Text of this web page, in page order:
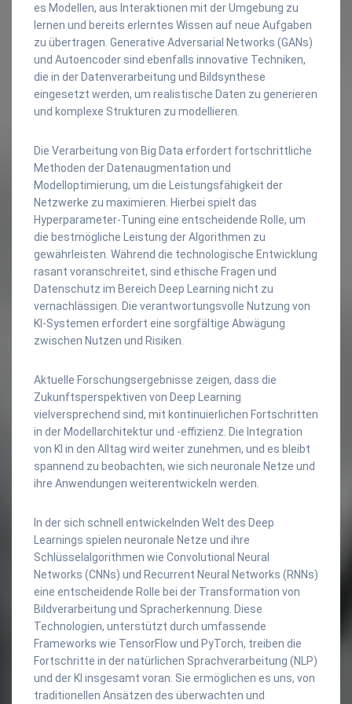
es Modellen, aus Interaktionen mit der Umgebung zu
lernen und bereits erlerntes Wissen auf neue Aufgaben
zu übertragen. Generative Adversarial Networks (GANs)
und Autoencoder sind ebenfalls innovative Techniken,
die in der Datenverarbeitung und Bildsynthese
eingesetzt werden, um realistische Daten zu generieren
und komplexe Strukturen zu modellieren.
Die Verarbeitung von Big Data erfordert fortschrittliche
Methoden der Datenaugmentation und
Modelloptimierung, um die Leistungsfähigkeit der
Netzwerke zu maximieren. Hierbei spielt das
Hyperparameter-Tuning eine entscheidende Rolle, um
die bestmögliche Leistung der Algorithmen zu
gewährleisten. Während die technologische Entwicklung
rasant voranschreitet, sind ethische Fragen und
Datenschutz im Bereich Deep Learning nicht zu
vernachlässigen. Die verantwortungsvolle Nutzung von
KI-Systemen erfordert eine sorgfältige Abwägung
zwischen Nutzen und Risiken.
Aktuelle Forschungsergebnisse zeigen, dass die
Zukunftsperspektiven von Deep Learning
vielversprechend sind, mit kontinuierlichen Fortschritten
in der Modellarchitektur und -effizienz. Die Integration
von KI in den Alltag wird weiter zunehmen, und es bleibt
spannend zu beobachten, wie sich neuronale Netze und
ihre Anwendungen weiterentwickeln werden.
In der sich schnell entwickelnden Welt des Deep
Learnings spielen neuronale Netze und ihre
Schlüsselalgorithmen wie Convolutional Neural
Networks (CNNs) und Recurrent Neural Networks (RNNs)
eine entscheidende Rolle bei der Transformation von
Bildverarbeitung und Spracherkennung. Diese
Technologien, unterstützt durch umfassende
Frameworks wie TensorFlow und PyTorch, treiben die
Fortschritte in der natürlichen Sprachverarbeitung (NLP)
und der KI insgesamt voran. Sie ermöglichen es uns, von
traditionellen Ansätzen des überwachten und